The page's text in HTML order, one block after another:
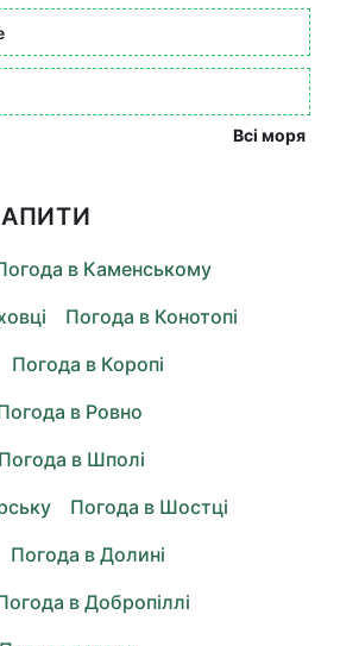
Всі моря
в Каменському
Погода в Конотопі
Погода в Коропі
в Ровно
Погода в Шполі
Погода в Шостці
Погода в Долині
в Добропіллі